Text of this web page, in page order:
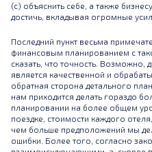
(c) объяснить себе, а также
достичь, вкладывая огромные
Последний пункт весьма
финансовым планированием с
сказать, что точность.
является качественной и
обратная сторона детального
нам приходится делать гораздо
планировании на более общем
поездке, стоимости каждого
чем больше предположений мы
ошибки. Более того, согласно